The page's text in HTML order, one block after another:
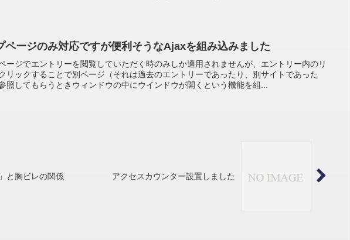
ページのみ対応ですが便利そうなAjaxを組み込みました
ージでエントリーを閲覧していただく時のみしか適用されませんが、エントリー内のリ
リックすることで別ページ（それは過去のエントリーであったり、別サイトであった
照してもらうときウィンドウの中にウインドウが開くという機能を組...
と胸ビレの関係 アクセスカウンター設置しました